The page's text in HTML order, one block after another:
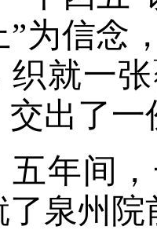
”为信念
织就一
交出了一
间，
了泉州院